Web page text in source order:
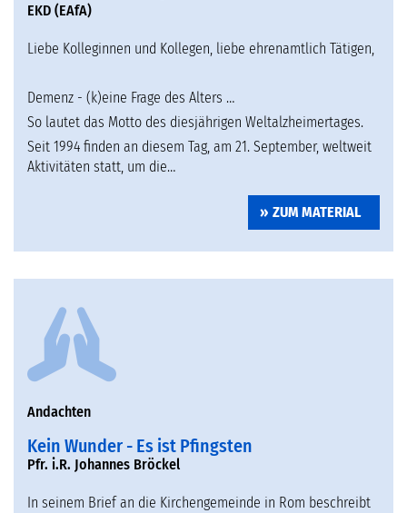
EKD (EAfA)
Liebe Kolleginnen und Kollegen, liebe ehrenamtlich Tätigen,
Demenz - (k)eine Frage des Alters …
So lautet das Motto des diesjährigen Weltalzheimertages.
Seit 1994 finden an diesem Tag, am 21. September, weltweit
Aktivitäten statt, um die…
ZUM MATERIAL
Andachten
Kein Wunder - Es ist Pfingsten
Pfr. i.R. Johannes Bröckel
In seinem Brief an die Kirchengemeinde in Rom beschreibt